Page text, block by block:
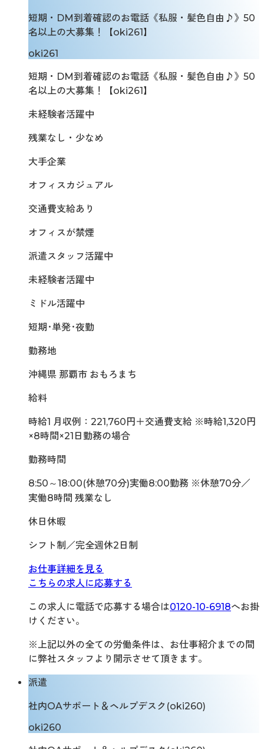
短期・DM到着確認のお電話《私服・髪色自由♪》50
名以上の大募集！【oki261】
oki261
短期・DM到着確認のお電話《私服・髪色自由♪》50
名以上の大募集！【oki261】
未経験者活躍中
残業なし・少なめ
大手企業
オフィスカジュアル
交通費支給あり
オフィスが禁煙
派遣スタッフ活躍中
未経験者活躍中
ミドル活躍中
短期･単発･夜勤
勤務地
沖縄県 那覇市 おもろまち
給料
時給1 月収例：221,760円＋交通費支給 ※時給1,320円
×8時間×21日勤務の場合
勤務時間
8:50～18:00(休憩70分)実働8:00勤務 ※休憩70分／
実働8時間 残業なし
休日休暇
シフト制／完全週休2日制
お仕事詳細を見る
こちらの求人に応募する
この求人に電話で応募する場合は0120-10-6918へお掛
けください。
※上記以外の全ての労働条件は、お仕事紹介までの間
に弊社スタッフより開示させて頂きます。
派遣
社内OAサポート＆ヘルプデスク(oki260)
oki260